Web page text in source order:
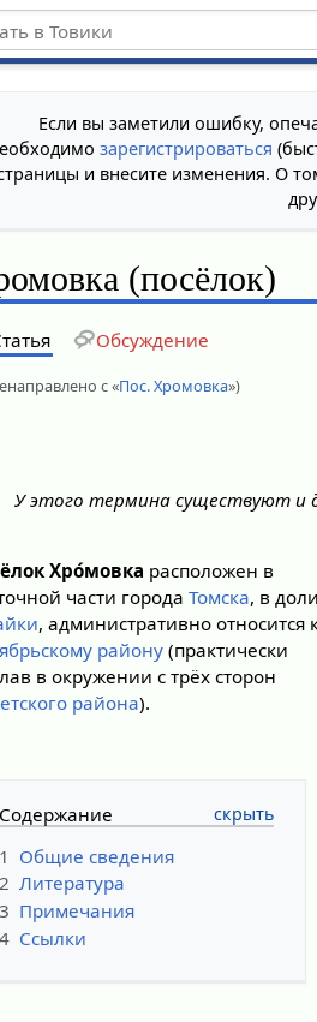
Если вы заметили ошибку,
зарегистрироваться
и внесите изменения. О
(посёлок)
Обсуждение
с «Пос. Хромовка»)
У этого термина существуют и
Хро́мовка расположен в
части городаТомска, в
, административно относится
району (практически
в окружении с трёх сторон
района).
Содержание
1 Общие сведения
2 Литература
3 Примечания
4 Ссылки